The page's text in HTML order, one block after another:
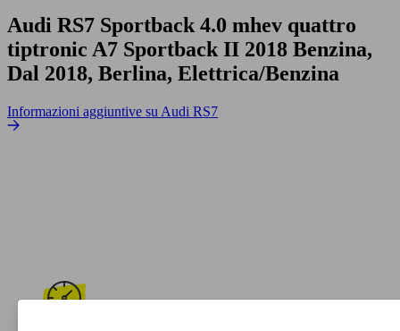
Audi RS7 Sportback 4.0 mhev quattro
tiptronic A7 Sportback II 2018 Benzina,
Dal 2018, Berlina, Elettrica/Benzina
Informazioni aggiuntive su Audi RS7